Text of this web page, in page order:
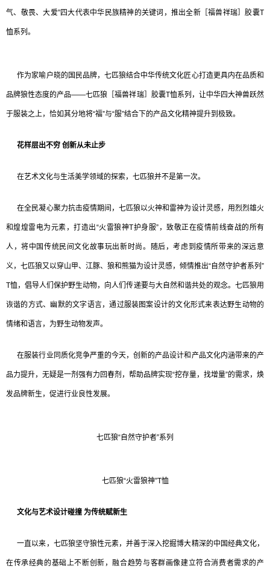
气、敬畏、大爱”四大代表中华民族精神的关键词，推出全新［福兽祥瑞］胶囊T
恤系列。
作为家喻户晓的国民品牌，七匹狼结合中华传统文化匠心打造更具内在品质和
品牌狼性态度的产品——七匹狼［福兽祥瑞］胶囊T恤系列，让中华四大神兽跃然
于服装之上，恰如其分地将“福”与“服”结合下的产品文化精神提升到极致。
花样层出不穷 创新从未止步
在艺术文化与生活美学领域的探索，七匹狼并不是第一次。
在全民凝心聚力抗击疫情期间，七匹狼以火神和雷神为设计灵感，用烈烈雄火
和煌煌雷电为元素，打造出“火雷狼神T护身服”，致敬正在疫情前线奋战的所有
人，将中国传统民间文化故事玩出新时尚。随后，考虑到疫情所带来的深远意
义，七匹狼又以穿山甲、江豚、狼和熊猫为设计灵感，倾情推出“自然守护者系列”
T恤，倡导人们保护野生动物，向人们传递要与大自然和谐共处的观念。七匹狼用
诙谐的方式、幽默的文字语言，通过服装图案设计的文化形式来表达野生动物的
情绪和语言，为野生动物发声。
在服装行业同质化竞争严重的今天，创新的产品设计和产品文化内涵带来的产
品力提升，无疑是一剂强有力回春剂，帮助品牌实现“挖存量，找增量”的需求，焕
发品牌新生，促进行业良性发展。
七匹狼“自然守护者”系列
七匹狼“火雷狼神”T恤
文化与艺术设计碰撞 为传统赋新生
一直以来，七匹狼坚守狼性元素，并善于深入挖掘博大精深的中国经典文化，
在传承经典的基础上不断创新，融合趋势与客群画像建立符合消费者需求的产